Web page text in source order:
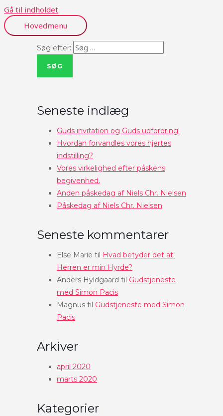
Gå til indholdet
Hovedmenu
Søg efter:
Seneste indlæg
Guds invitation og Guds udfordring!
Hvordan forvandles vores hjertes
indstilling?
Vores virkelighed efter påskens
begivenhed.
Anden påskedag af Niels Chr. Nielsen
Påskedag af Niels Chr. Nielsen
Seneste kommentarer
Else Marie til Hvad betyder det at:
Herren er min Hyrde?
Anders Hyldgaard til Gudstjeneste
med Simon Pacis
Magnus til Gudstjeneste med Simon
Pacis
Arkiver
april 2020
marts 2020
Kategorier